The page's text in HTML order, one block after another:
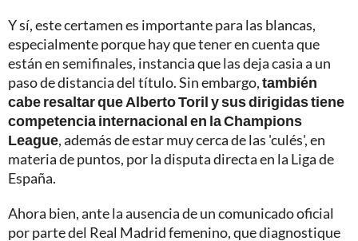
Y sí, este certamen es importante para las blancas,
especialmente porque hay que tener en cuenta que
están en semifinales, instancia que las deja casia a un
paso de distancia del título. Sin embargo,también
cabe resaltar que Alberto Toril y sus dirigidas tiene
competencia internacional en la Champions
League, además de estar muy cerca de las 'culés', en
materia de puntos, por la disputa directa en la Liga de
España.
Ahora bien, ante la ausencia de un comunicado oficial
por parte del Real Madrid femenino, que diagnostique